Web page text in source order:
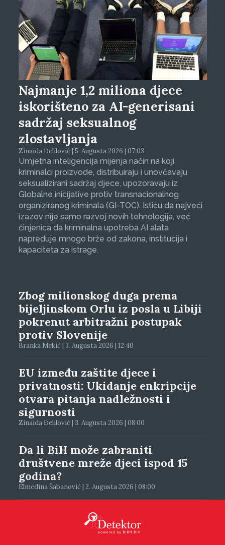
Najmanje 1,2 miliona djece
iskorišteno za AI-generisani
sadržaj seksualnog
zlostavljanja
Zinaida Đelilović | 5. Augusta 2026 | 07:03
Umjetna inteligencija mijenja način na koji
kriminalci proizvode, distribuiraju i unovčavaju
seksualizirani sadržaj djece, upozoravaju iz
Globalne inicijative protiv transnacionalnog
organiziranog kriminala (GI-TOC). Ističu da najveći
izazov nije samo razvoj novih tehnologija, već
činjenica da kriminalna upotreba AI alata
napreduje mnogo brže od zakona, institucija i
kapaciteta za istrage.
Zbog milionskog duga prema
bijeljinskom Orlu iz posla u Libiji
pokrenut arbitražni postupak
protiv Slovenije
Branka Mrkić | 3. Augusta 2026 | 12:40
EU između zaštite djece i
privatnosti: Ukidanje enkripcije
otvara pitanja nadležnosti i
sigurnosti
Zinaida Đelilović | 3. Augusta 2026 | 08:00
Da li BiH može zabraniti
društvene mreže djeci ispod 15
godina?
Elmedina Šabanović | 2. Augusta 2026 | 08:00